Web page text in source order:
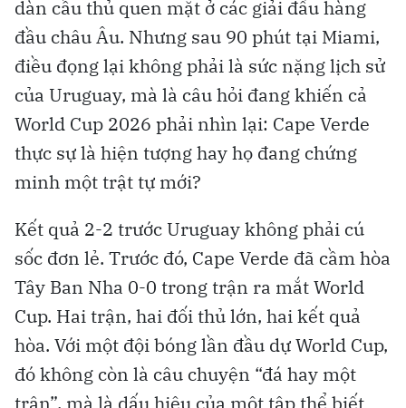
dàn cầu thủ quen mặt ở các giải đấu hàng
đầu châu Âu. Nhưng sau 90 phút tại Miami,
điều đọng lại không phải là sức nặng lịch sử
của Uruguay, mà là câu hỏi đang khiến cả
World Cup 2026 phải nhìn lại: Cape Verde
thực sự là hiện tượng hay họ đang chứng
minh một trật tự mới?
Kết quả 2-2 trước Uruguay không phải cú
sốc đơn lẻ. Trước đó, Cape Verde đã cầm hòa
Tây Ban Nha 0-0 trong trận ra mắt World
Cup. Hai trận, hai đối thủ lớn, hai kết quả
hòa. Với một đội bóng lần đầu dự World Cup,
đó không còn là câu chuyện “đá hay một
trận”, mà là dấu hiệu của một tập thể biết